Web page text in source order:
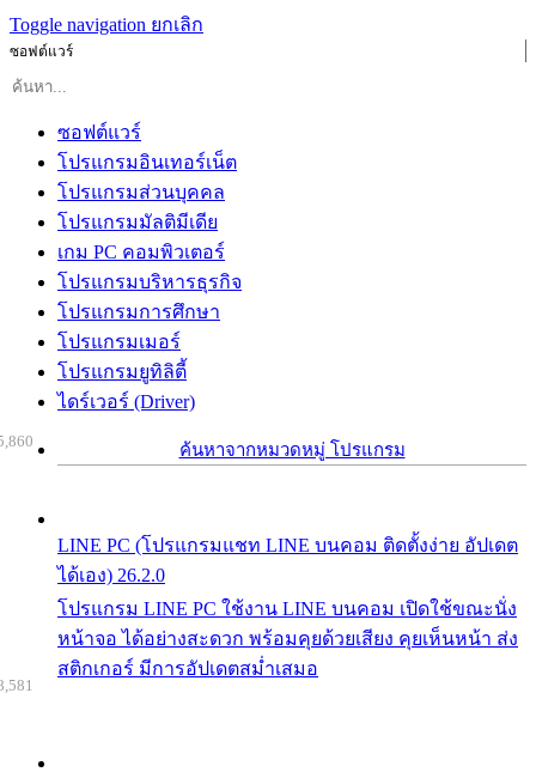
Toggle navigation ยกเลิก
ซอฟต์แวร์
ซอฟต์แวร์
โปรแกรมอินเทอร์เน็ต
โปรแกรมส่วนบุคคล
โปรแกรมมัลติมีเดีย
เกม PC คอมพิวเตอร์
โปรแกรมบริหารธุรกิจ
โปรแกรมการศึกษา
โปรแกรมเมอร์
โปรแกรมยูทิลิตี้
ไดร์เวอร์ (Driver)
ค้นหาจากหมวดหมู่ โปรแกรม
LINE PC (โปรแกรมแชท LINE บนคอม ติดตั้งง่าย อัปเดต
ได้เอง) 26.2.0
โปรแกรม LINE PC ใช้งาน LINE บนคอม เปิดใช้ขณะนั่ง
หน้าจอ ได้อย่างสะดวก พร้อมคุยด้วยเสียง คุยเห็นหน้า ส่ง
สติกเกอร์ มีการอัปเดตสม่ำเสมอ